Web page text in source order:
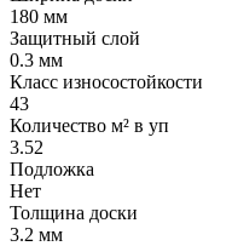
180 мм
Защитный слой
0.3 мм
Класс износостойкости
43
Количество м² в уп
3.52
Подложка
Нет
Толщина доски
3.2 мм